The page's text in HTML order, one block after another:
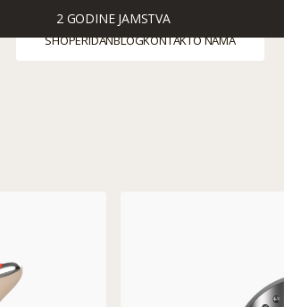
2 GODINE JAMSTVA
SHOPERIDANBLOGKONTAKTO NAMA